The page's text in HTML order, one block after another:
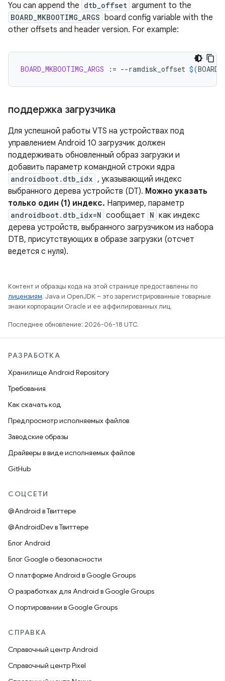
You can append the dtb_offset argument to the
BOARD_MKBOOTIMG_ARGS board config variable with the
other offsets and header version. For example:
BOARD_MKBOOTIMG_ARGS := --ramdisk_offset $(
поддержка загрузчика
Для успешной работы VTS на устройствах под
управлением Android 10 загрузчик должен
поддерживать обновленный образ загрузки и
добавить параметр командной строки ядра
androidboot.dtb_idx , указывающий индекс
выбранного дерева устройств (DT). Можно указать
только один (1) индекс. Например, параметр
androidboot.dtb_idx=N сообщает N как индекс
дерева устройств, выбранного загрузчиком из набора
DTB, присутствующих в образе загрузки (отсчет
ведется с нуля).
Контент и образцы кода на этой странице предоставлены по
лицензиям. Java и OpenJDK – это зарегистрированные товарные
знаки корпорации Oracle и ее аффилированных лиц.
Последнее обновление: 2026-06-18 UTC.
РАЗРАБОТКА
Хранилище Android Repository
Требования
Как скачать код
Предпросмотр исполняемых файлов
Заводские образы
Драйверы в виде исполняемых файлов
GitHub
СОЦСЕТИ
@Android в Твиттере
@AndroidDev в Твиттере
Блог Android
Блог Google о безопасности
О платформе Android в Google Groups
О разработках для Android в Google Groups
О портировании в Google Groups
СПРАВКА
Справочный центр Android
Справочный центр Pixel